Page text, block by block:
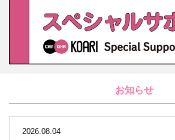
お知らせ
2026.08.04